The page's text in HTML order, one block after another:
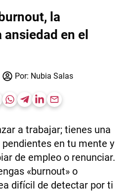
la
en el
Por: Nubia Salas
a trabajar; tienes una
en tu mente y
de empleo o renunciar.
«burnout» o
difícil de detectar por ti